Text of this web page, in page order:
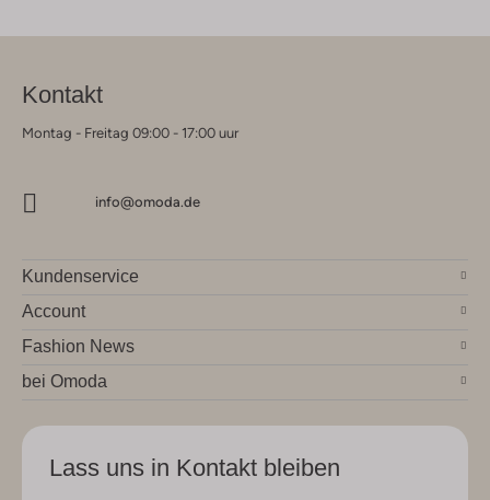
Kontakt
Montag - Freitag 09:00 - 17:00 uur
info@omoda.de
Kundenservice
Account
Fashion News
bei Omoda
Lass uns in Kontakt bleiben